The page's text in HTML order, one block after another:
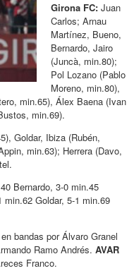
Girona FC: Juan
Carlos; Arnau
Martínez, Bueno,
Bernardo, Jairo
(Juncà, min.80);
Pol Lozano (Pablo
Moreno, min.80),
min.65), Álex Baena (Ivan
min.69).
Goldar, Ibiza (Rubén,
min.63); Herrera (Davo,
Bernardo, 3-0 min.45
Goldar, 5-1 min.69
bandas por Álvaro Granel
Ramo Andrés. AVAR
Franco.